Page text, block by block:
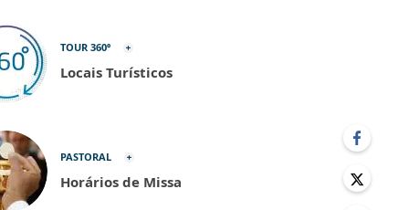
TOUR 360º
Locais Turísticos
PASTORAL
Horários de Missa